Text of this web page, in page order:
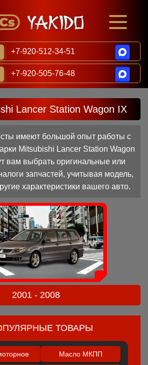
+7-920-512-34-51
+7-920-505-76-48
Lancer Station Wagon IX
имеют большой опыт работы с
Mitsubishi Lancer Station Wagon
вам выбрать оригинальные или
запчастей, учитывая модель,
характеристики вашего авто.
2001 - 2008
ТОВАРЫ
Масло МКПП